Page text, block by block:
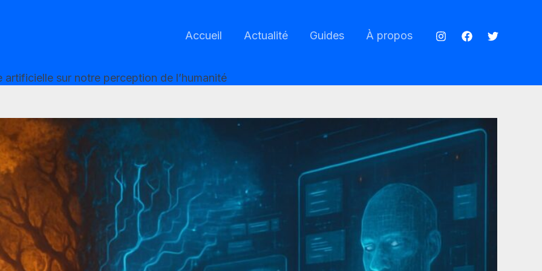
Accueil Actualité Guides À propos
artificielle sur notre perception de l’humanité